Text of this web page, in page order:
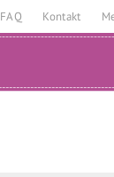
FAQ Kontakt